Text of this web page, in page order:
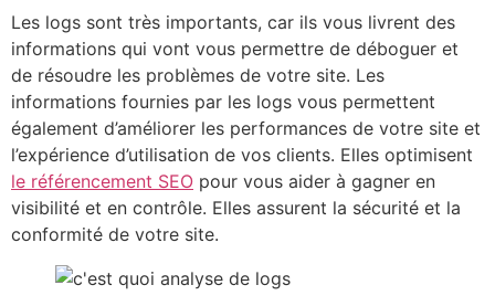
Les logs sont très importants, car ils vous livrent des
informations qui vont vous permettre de déboguer et
de résoudre les problèmes de votre site. Les
informations fournies par les logs vous permettent
également d’améliorer les performances de votre site et
l’expérience d’utilisation de vos clients. Elles optimisent
le référencement SEO pour vous aider à gagner en
visibilité et en contrôle. Elles assurent la sécurité et la
conformité de votre site.